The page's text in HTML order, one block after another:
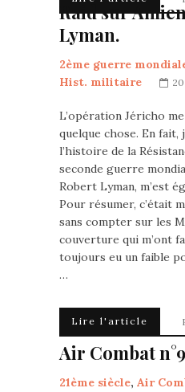
Raid sur
Lyman.
2ème guerre
Hist. militaire
L’opération Jéricho
quelque chose. En fait,
l’histoire de la
seconde guerre
Robert Lyman, m’est
Pour résumer, c’était
sans compter sur les
couverture qui m’ont
toujours eu un faible
…
Lire l'article
Air Combat
21ème siècle, Air